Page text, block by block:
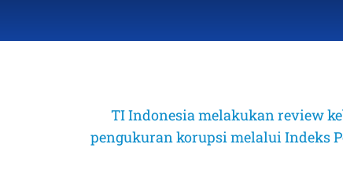
TI Indonesia melakukan review
pengukuran korupsi melalui Indeks